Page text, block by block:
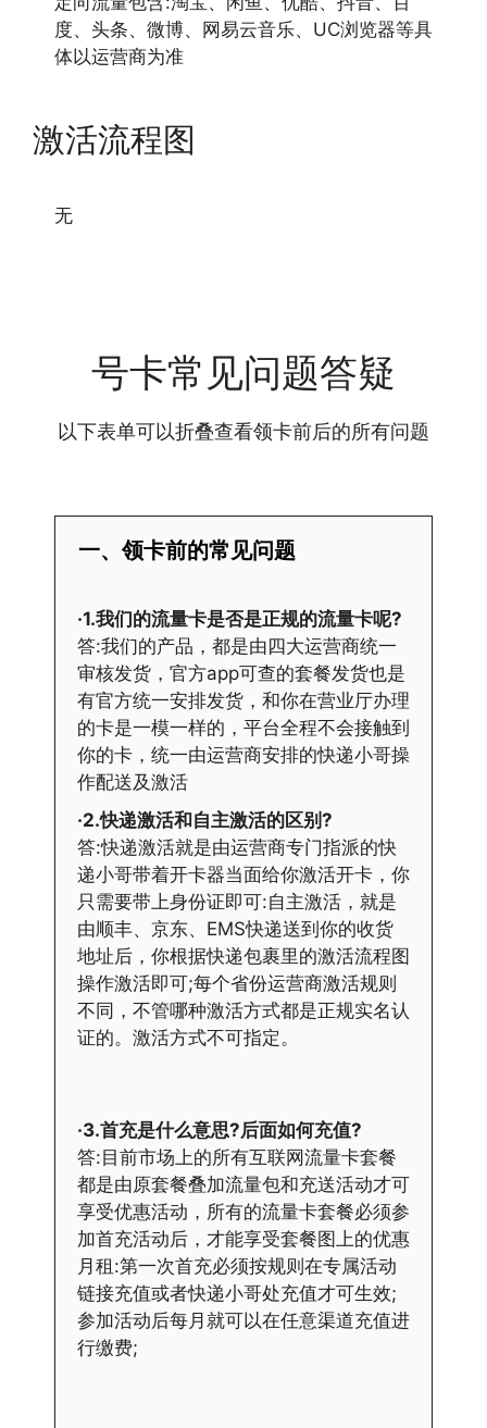
度、头条、微博、网易云音乐、UC浏览器等具
体以运营商为准
激活流程图
无
号卡常见问题答疑
以下表单可以折叠查看领卡前后的所有问题
一、领卡前的常见问题
·1.我们的流量卡是否是正规的流量卡呢?
答:我们的产品，都是由四大运营商统一
审核发货，官方app可查的套餐发货也是
有官方统一安排发货，和你在营业厅办理
的卡是一模一样的，平台全程不会接触到
你的卡，统一由运营商安排的快递小哥操
作配送及激活
·2.快递激活和自主激活的区别?
答:快递激活就是由运营商专门指派的快
递小哥带着开卡器当面给你激活开卡，你
只需要带上身份证即可:自主激活，就是
由顺丰、京东、EMS快递送到你的收货
地址后，你根据快递包裹里的激活流程图
操作激活即可;每个省份运营商激活规则
不同，不管哪种激活方式都是正规实名认
证的。激活方式不可指定。
·3.首充是什么意思?后面如何充值?
答:目前市场上的所有互联网流量卡套餐
都是由原套餐叠加流量包和充送活动才可
享受优惠活动，所有的流量卡套餐必须参
加首充活动后，才能享受套餐图上的优惠
月租:第一次首充必须按规则在专属活动
链接充值或者快递小哥处充值才可生效;
参加活动后每月就可以在任意渠道充值进
行缴费;